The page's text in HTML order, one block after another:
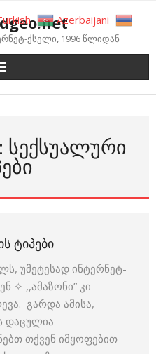
ქსელი, 1996 წლიდან
ᲡᲔᲥᲡᲣᲐᲚᲣᲠᲘ
ᲢᲘᲞᲔᲑᲘ
უმეტესად ინტერნეტ-
✧ ,,ამაზონი” კი
გარდა ამისა,
დაცულია
თქვენ იმყოფებით
Azerbaijani